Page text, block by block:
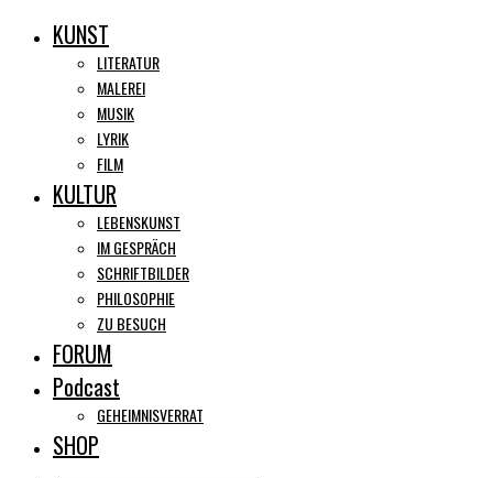
KUNST
LITERATUR
MALEREI
MUSIK
LYRIK
FILM
KULTUR
LEBENSKUNST
IM GESPRÄCH
SCHRIFTBILDER
PHILOSOPHIE
ZU BESUCH
FORUM
Podcast
GEHEIMNISVERRAT
SHOP